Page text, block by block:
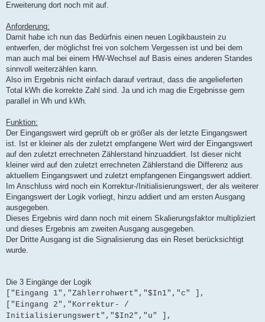
Erweiterung dort noch mit auf.
Anforderung:
Damit habe ich nun das Bedürfnis einen neuen Logikbaustein zu
entwerfen, der möglichst frei von solchem Vergessen ist und bei dem
man auch mal bei einem HW-Wechsel auf Basis eines anderen Standes
sinnvoll weiterzählen kann.
Also im Ergebnis nicht einfach darauf vertraut, dass die angelieferten
Total kWh die korrekte Zahl sind. Ja und ich mag die Ergebnisse gern
parallel in Wh und kWh.
Funktion:
Der Eingangswert wird geprüft ob er größer als der letzte Eingangswert
ist. Ist er kleiner als der zuletzt empfangene Wert wird der Eingangswert
auf den zuletzt errechneten Zählerstand hinzuaddiert. Ist dieser nicht
kleiner wird auf den zuletzt errechneten Zählerstand die Differenz aus
aktuellem Eingangswert und zuletzt empfangenen Eingangswert addiert.
Im Anschluss wird noch ein Korrektur-/Initialisierungswert, der als weiterer
Eingangswert der Logik vorliegt, hinzu addiert und am ersten Ausgang
ausgegeben.
Dieses Ergebnis wird dann noch mit einem Skalierungsfaktor multipliziert
und dieses Ergebnis am zweiten Ausgang ausgegeben.
Der Dritte Ausgang ist die Signalisierung das ein Reset berücksichtigt
wurde.
Die 3 Eingänge der Logik
["Eingang 1","Zählerrohwert","$In1","c" ],
["Eingang 2","Korrektur- /
Initialisierungswert","$In2","u" ],